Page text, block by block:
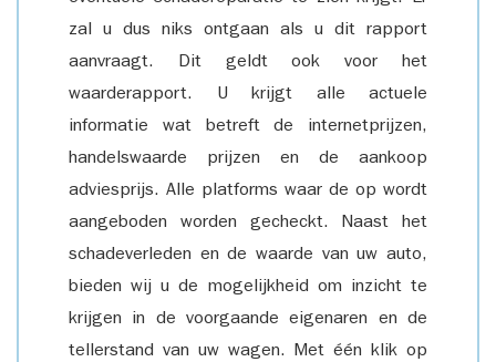
zal u dus niks ontgaan als u dit rapport
aanvraagt. Dit geldt ook voor het
waarderapport. U krijgt alle actuele
informatie wat betreft de internetprijzen,
handelswaarde prijzen en de aankoop
adviesprijs. Alle platforms waar de op wordt
aangeboden worden gecheckt. Naast het
schadeverleden en de waarde van uw auto,
bieden wij u de mogelijkheid om inzicht te
krijgen in de voorgaande eigenaren en de
tellerstand van uw wagen. Met één klik op